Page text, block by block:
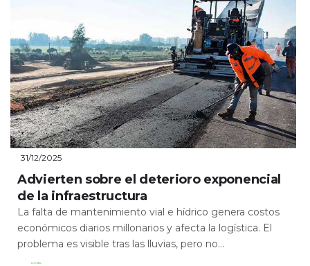
31/12/2025
Advierten sobre el deterioro exponencial
de la infraestructura
La falta de mantenimiento vial e hídrico genera costos
económicos diarios millonarios y afecta la logística. El
problema es visible tras las lluvias, pero no...
Leer Más